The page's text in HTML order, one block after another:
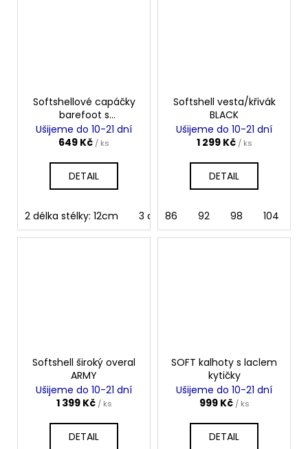
Softshellové capáčky
barefoot s
microfleece FOREST
FOX
Ušijeme do 10-21 dní
649 Kč / ks
DETAIL
2 délka stélky: 12cm 3 délka stélky: 13cm 4 délka
Softshell vesta/křivák
BLACK
Ušijeme do 10-21 dní
1 299 Kč / ks
DETAIL
86 92 98 104
Softshell široký overal
ARMY
Ušijeme do 10-21 dní
1 399 Kč / ks
DETAIL
SOFT kalhoty s laclem
kytičky
Ušijeme do 10-21 dní
999 Kč / ks
DETAIL